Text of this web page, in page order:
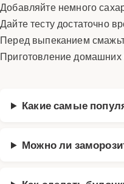
Добавляйте немного
Дайте тесту достаточно
Перед выпеканием
Приготовление домашних
Какие самые
Можно ли